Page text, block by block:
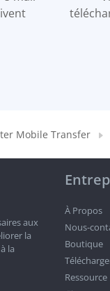
Mobile Transfer
aux
la
la
À Propos
Nous-
Boutique
Ressource